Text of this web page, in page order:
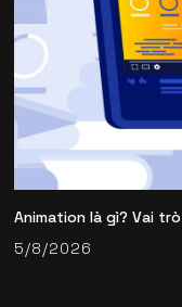
Animation là gì? Vai
5/8/2026